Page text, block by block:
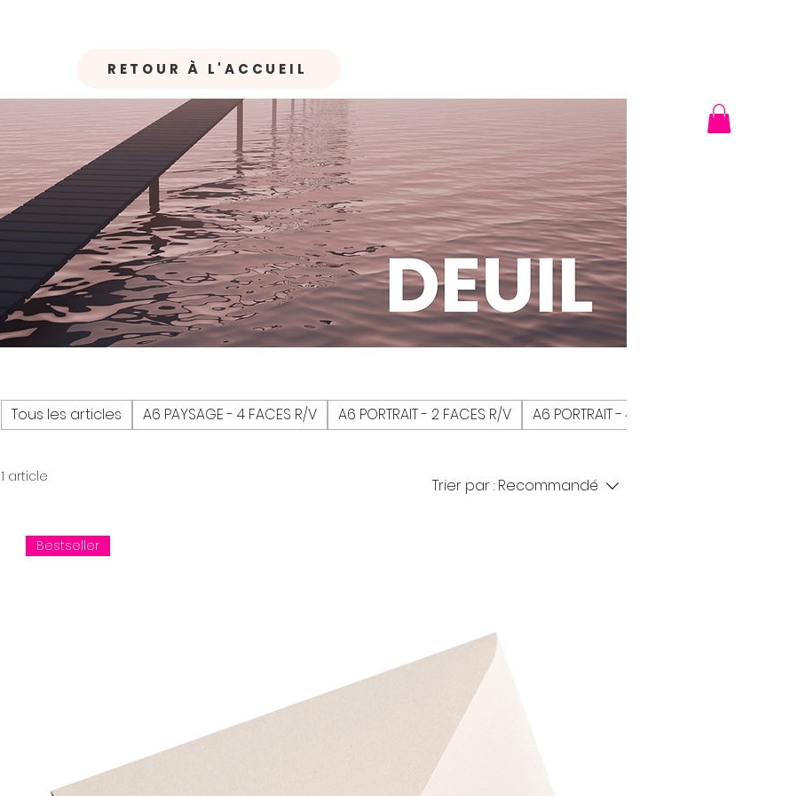
Accueil Enveloppe
Tous les articles A6 PAYSAGE - 4 FACES R/V A6 PORTRAIT - 2 FACES R/V A6 PORTRAIT - 4 FACES R/V
1 article Trier par : Recommandé
Bestseller
RETOUR À L'ACCUEIL